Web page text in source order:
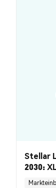
Stellar
2030: